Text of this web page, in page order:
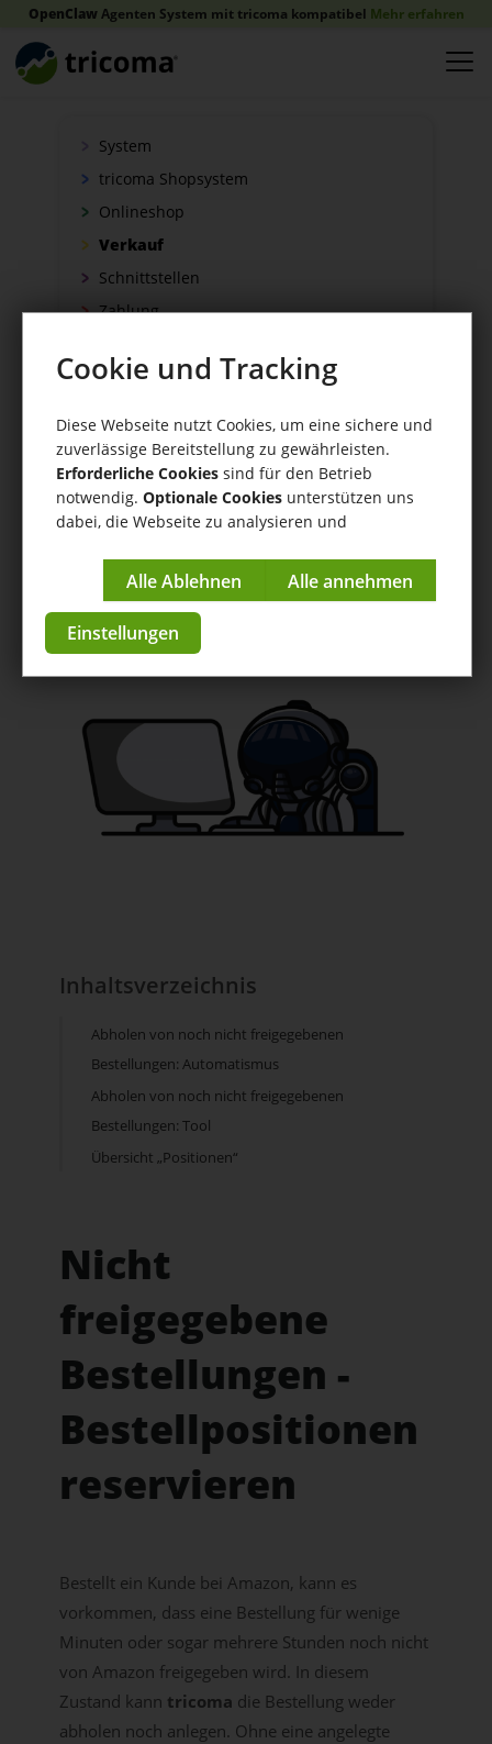
OpenClawAgenten System mit tricoma kompatibel Mehr erfahren
System
tricoma Shopsystem
Onlineshop
Verkauf
Schnittstellen
Zahlung
WaWi/CRM
Connector für Amazon
Anleitungen & Tutorials
zur App im Store
Inhaltsverzeichnis
Abholen von noch nicht freigegebenen
Bestellungen: Automatismus
Abholen von noch nicht freigegebenen
Bestellungen: Tool
Übersicht „Positionen“
Nicht
freigegebene
Bestellungen -
Bestellpositionen
reservieren
Bestellt ein Kunde bei Amazon, kann es
vorkommen, dass eine Bestellung für wenige
Minuten oder sogar mehrere Stunden noch nicht
von Amazon freigegeben wird. In diesem
Zustand kann tricoma die Bestellung weder
abholen noch anlegen. Ohne eine angelegte
Cookie und Tracking
Diese Webseite nutzt Cookies, um eine sichere und
zuverlässige Bereitstellung zu gewährleisten.
Erforderliche Cookies sind für den Betrieb
notwendig. Optionale Cookies unterstützen uns
dabei, die Webseite zu analysieren und
Impressum| Datenschutzerklärung
Einstellungen